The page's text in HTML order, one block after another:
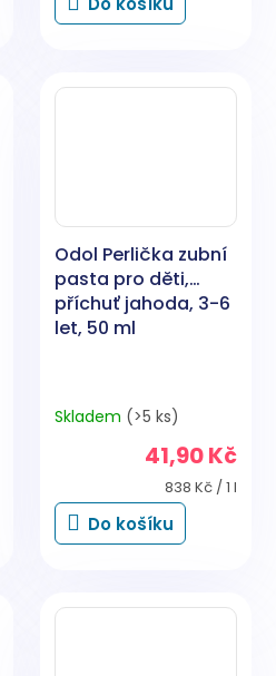
Odol Perlička zubní
pasta pro děti,
příchuť jahoda, 3-6
let, 50 ml
Skladem (>5 ks)
41,90 Kč
Měrná
cena:
838 Kč / 1 l
Do košíku